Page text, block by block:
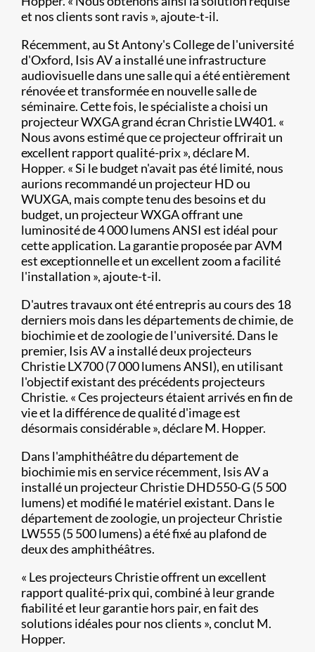
et nos clients sont ravis », ajoute-t-il.
Récemment, au St Antony's College de l'université
d'Oxford, Isis AV a installé une infrastructure
audiovisuelle dans une salle qui a été entièrement
rénovée et transformée en nouvelle salle de
séminaire. Cette fois, le spécialiste a choisi un
projecteur WXGA grand écran Christie LW401. «
Nous avons estimé que ce projecteur offrirait un
excellent rapport qualité-prix », déclare M.
Hopper. « Si le budget n'avait pas été limité, nous
aurions recommandé un projecteur HD ou
WUXGA, mais compte tenu des besoins et du
budget, un projecteur WXGA offrant une
luminosité de 4 000 lumens ANSI est idéal pour
cette application. La garantie proposée par AVM
est exceptionnelle et un excellent zoom a facilité
l'installation », ajoute-t-il.
D'autres travaux ont été entrepris au cours des 18
derniers mois dans les départements de chimie, de
biochimie et de zoologie de l'université. Dans le
premier, Isis AV a installé deux projecteurs
Christie LX700 (7 000 lumens ANSI), en utilisant
l'objectif existant des précédents projecteurs
Christie. « Ces projecteurs étaient arrivés en fin de
vie et la différence de qualité d'image est
désormais considérable », déclare M. Hopper.
Dans l'amphithéâtre du département de
biochimie mis en service récemment, Isis AV a
installé un projecteur Christie DHD550-G (5 500
lumens) et modifié le matériel existant. Dans le
département de zoologie, un projecteur Christie
LW555 (5 500 lumens) a été fixé au plafond de
deux des amphithéâtres.
« Les projecteurs Christie offrent un excellent
rapport qualité-prix qui, combiné à leur grande
fiabilité et leur garantie hors pair, en fait des
solutions idéales pour nos clients », conclut M.
Hopper.